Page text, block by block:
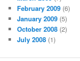
February 2009 (6)
January 2009 (5)
October 2008 (2)
July 2008 (1)